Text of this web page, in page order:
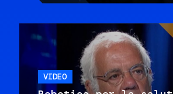
VIDEO